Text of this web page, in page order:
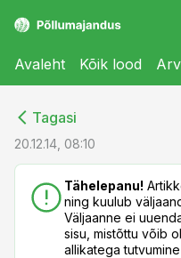
Avaleht Kõik lood
Tagasi
20.12.14, 08:10
Tähelepanu!
ning kuulub
Väljaanne ei
sisu, mistõttu võib
allikatega tutvumine